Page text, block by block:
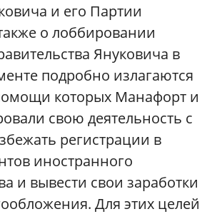
и его Партии
о лоббировании
Януковича в
подробно излагаются
которых Манафорт и
свою деятельность с
регистрации в
иностранного
и вывести свои заработки
Для этих целей